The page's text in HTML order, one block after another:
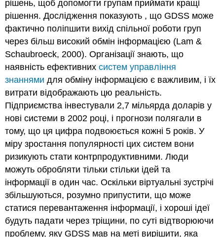
рішень, щоб допомогти групам приймати кращі
рішення. Дослідження показують , що GDSS може
фактично поліпшити вихід спільної роботи груп
через більш високий обмін інформацією (Lam &
Schaubroeck, 2000). Організації знають, що
наявність ефективнихсистем управління
знаннями для обміну інформацією є важливим, і їх
витрати відображають цю реальність.
Підприємства інвестували 2,7 мільярда доларів у
нові системи в 2002 році, і прогнози полягали в
тому, що ця цифра подвоюється кожні 5 років. У
міру зростання популярності цих систем вони
ризикують стати контрпродуктивними. Люди
можуть обробляти тільки стільки ідей та
інформації в один час. Оскільки віртуальні зустрічі
збільшуються, розумно припустити, що може
статися перевантаження інформації, і хороші ідеї
будуть падати через тріщини, по суті відтворюючи
проблему, яку GDSS мав на меті вирішити, яка